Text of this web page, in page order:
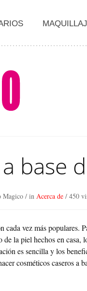
base
Magico / in Acerca de / 450
cada vez más populares.
la piel hechos en casa,
es sencilla y los
cosméticos caseros a